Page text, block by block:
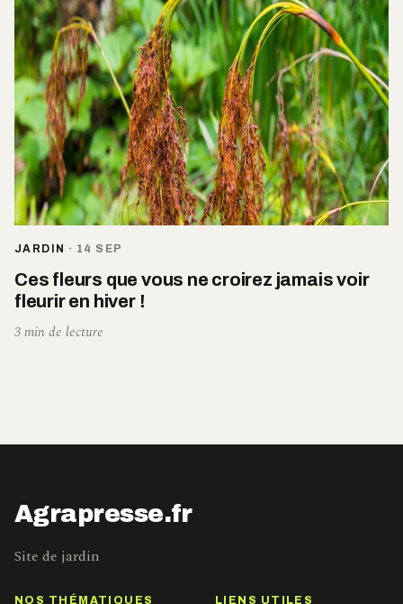
JARDIN · 14 SEP
Ces fleurs que vous ne croirez jamais voir
fleurir en hiver !
3 min de lecture
Agrapresse.fr
Site de jardin
NOS THÉMATIQUES LIENS UTILES